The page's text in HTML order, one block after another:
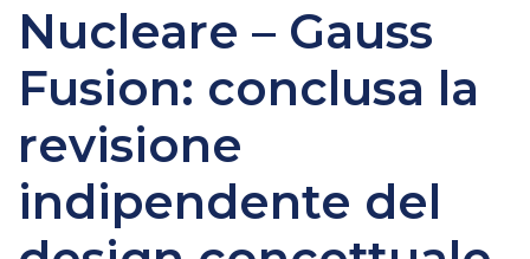
Nucleare – Gauss
Fusion: conclusa la
revisione
indipendente del